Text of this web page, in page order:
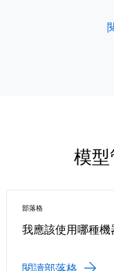
模
部落格
我應該使用哪種機